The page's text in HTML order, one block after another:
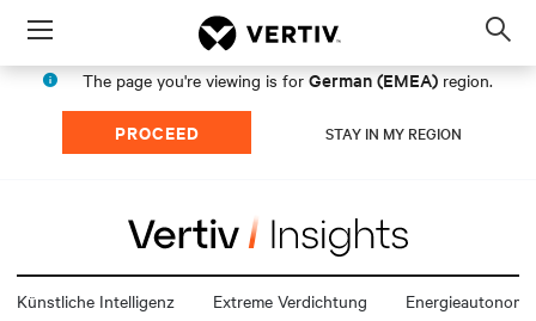
Menu
The page you're viewing is for German (EMEA) region.
PROCEED STAY IN MY REGION
Künstliche Intelligenz Extreme Verdichtung